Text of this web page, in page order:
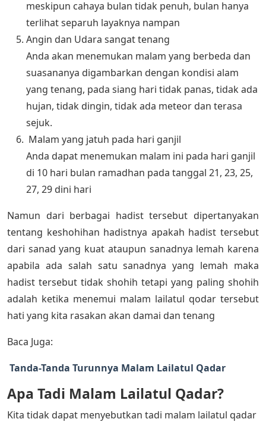
meskipun cahaya bulan tidak penuh, bulan hanya
terlihat separuh layaknya nampan
Angin dan Udara sangat tenang
Anda akan menemukan malam yang berbeda dan
suasananya digambarkan dengan kondisi alam
yang tenang, pada siang hari tidak panas, tidak ada
hujan, tidak dingin, tidak ada meteor dan terasa
sejuk.
Malam yang jatuh pada hari ganjil
Anda dapat menemukan malam ini pada hari ganjil
di 10 hari bulan ramadhan pada tanggal 21, 23, 25,
27, 29 dini hari
Namun dari berbagai hadist tersebut dipertanyakan
tentang keshohihan hadistnya apakah hadist tersebut
dari sanad yang kuat ataupun sanadnya lemah karena
apabila ada salah satu sanadnya yang lemah maka
hadist tersebut tidak shohih tetapi yang paling shohih
adalah ketika menemui malam lailatul qodar tersebut
hati yang kita rasakan akan damai dan tenang
Baca Juga:
Tanda-Tanda Turunnya Malam Lailatul Qadar
Apa Tadi Malam Lailatul Qadar?
Kita tidak dapat menyebutkan tadi malam lailatul qadar